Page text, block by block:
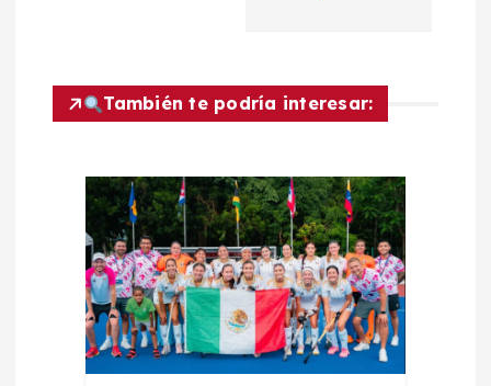
c
También te podría interesar: